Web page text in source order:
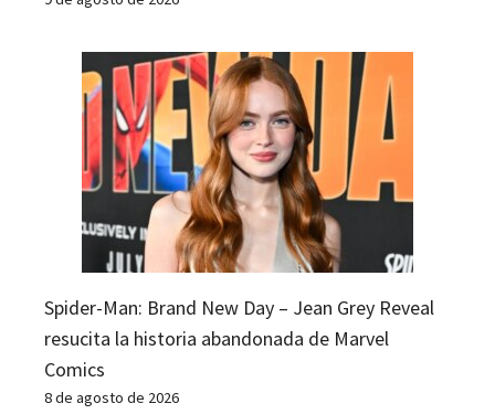
Spider-Man: Brand New Day – Jean Grey Reveal
resucita la historia abandonada de Marvel
Comics
8 de agosto de 2026